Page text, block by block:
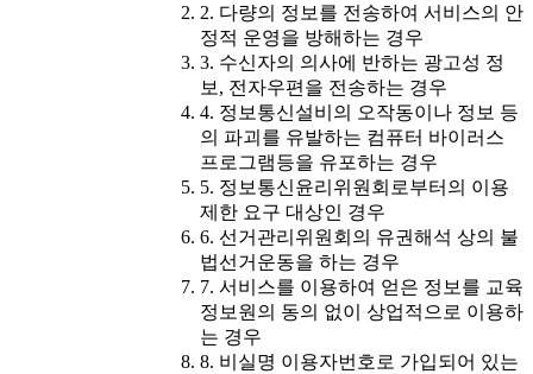
2. 다량의 정보를 전송하여 서비스의 안
정적 운영을 방해하는 경우
3. 수신자의 의사에 반하는 광고성 정
보, 전자우편을 전송하는 경우
4. 정보통신설비의 오작동이나 정보 등
의 파괴를 유발하는 컴퓨터 바이러스
프로그램등을 유포하는 경우
5. 정보통신윤리위원회로부터의 이용
제한 요구 대상인 경우
6. 선거관리위원회의 유권해석 상의 불
법선거운동을 하는 경우
7. 서비스를 이용하여 얻은 정보를 교육
정보원의 동의 없이 상업적으로 이용하
는 경우
8. 비실명 이용자번호로 가입되어 있는